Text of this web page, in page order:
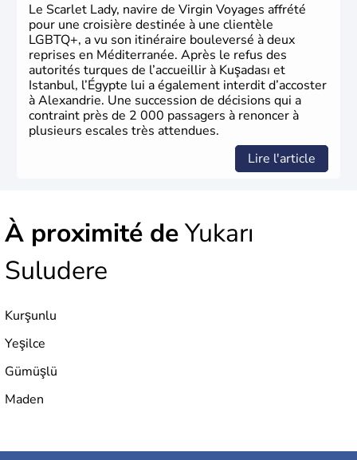
Le Scarlet Lady, navire de Virgin Voyages affrété
pour une croisière destinée à une clientèle
LGBTQ+, a vu son itinéraire bouleversé à deux
reprises en Méditerranée. Après le refus des
autorités turques de l’accueillir à Kuşadası et
Istanbul, l’Égypte lui a également interdit d’accoster
à Alexandrie. Une succession de décisions qui a
contraint près de 2 000 passagers à renoncer à
plusieurs escales très attendues.
Lire l'article
À proximité deYukarı
Suludere
Kurşunlu
Yeşilce
Gümüşlü
Maden